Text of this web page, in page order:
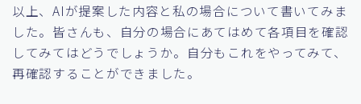
以上、AIが提案した内容と私の場合について書いてみま
した。皆さんも、自分の場合にあてはめて各項目を確認
してみてはどうでしょうか。自分もこれをやってみて、
再確認することができました。